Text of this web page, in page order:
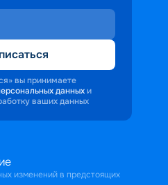
вы принимаете
данных и
ваших данных
изменений в предстоящих